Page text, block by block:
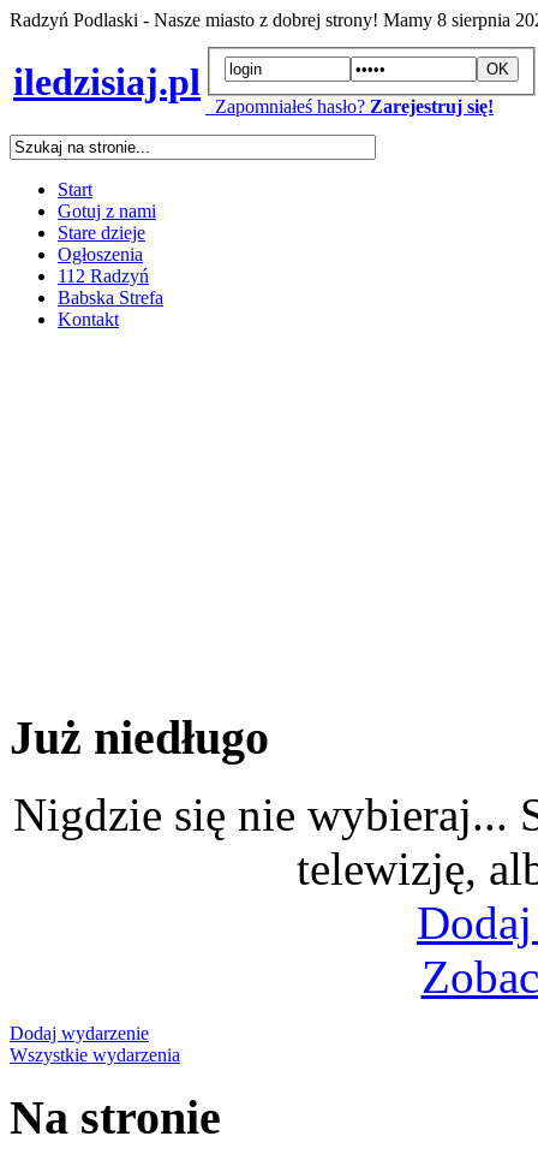
Radzyń Podlaski - Nasze miasto z dobrej strony! Mamy 8 sierpnia
iledzisiaj.pl
Zapomniałeś hasło? Zarejestruj się!
Start
Gotuj z nami
Stare dzieje
Ogłoszenia
112 Radzyń
Babska Strefa
Kontakt
Już niedługo
Nigdzie się nie wybieraj...
telewizję,
Dodaj wydarzenie
Wszystkie wydarzenia
Na stronie